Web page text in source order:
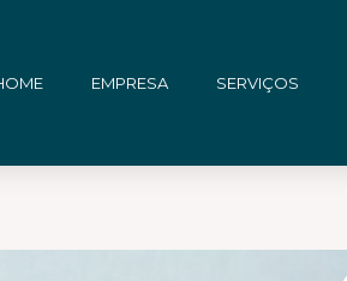
EMPRESA SERVIÇOS